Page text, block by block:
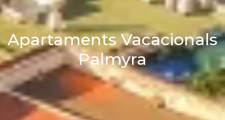
Apartaments Vacacionals
Palmyra